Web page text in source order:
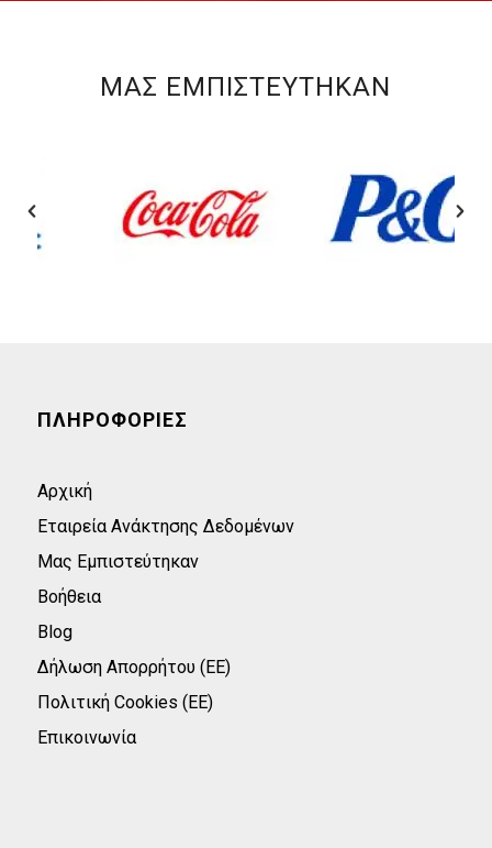
ΜΑΣ ΕΜΠΙΣΤΕΥΤΗΚΑΝ
ΠΛΗΡΟΦΟΡΙΕΣ
Αρχική
Εταιρεία Ανάκτησης Δεδομένων
Μας Εμπιστεύτηκαν
Βοήθεια
Blog
Δήλωση Απορρήτου (ΕΕ)
Πολιτική Cookies (ΕΕ)
Επικοινωνία